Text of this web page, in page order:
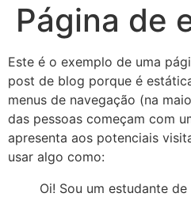
Página de
Este é o exemplo de uma
post de blog porque é
menus de navegação (na
das pessoas começam com
apresenta aos potenciais
usar algo como:
Oi! Sou um estudante